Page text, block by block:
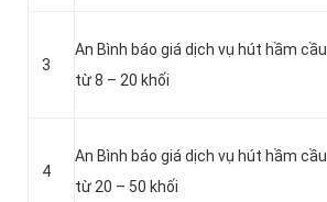
3
An Bình báo giá dịch vụ hút hầm cầu
từ 8 – 20 khối
4
An Bình báo giá dịch vụ hút hầm cầu
từ 20 – 50 khối